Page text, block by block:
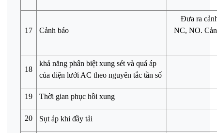
17 Cảnh báo
Đưa ra
NC, NO.
18
khả năng phân biệt xung sét và quá áp
của điện lưới AC theo nguyên tắc tần số
19 Thời gian phục hồi xung
20 Sụt áp khi đầy tải